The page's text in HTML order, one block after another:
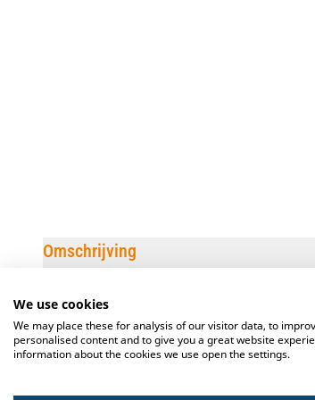
Omschrijving
De Musso Sorbetiere Type Stella
is geheel
in aanraking komen. Met deze machine maakt u
We use cookies
We may place these for analysis of our visitor data, to
personalised content and to give you a great website
information about the cookies we use open the settings.